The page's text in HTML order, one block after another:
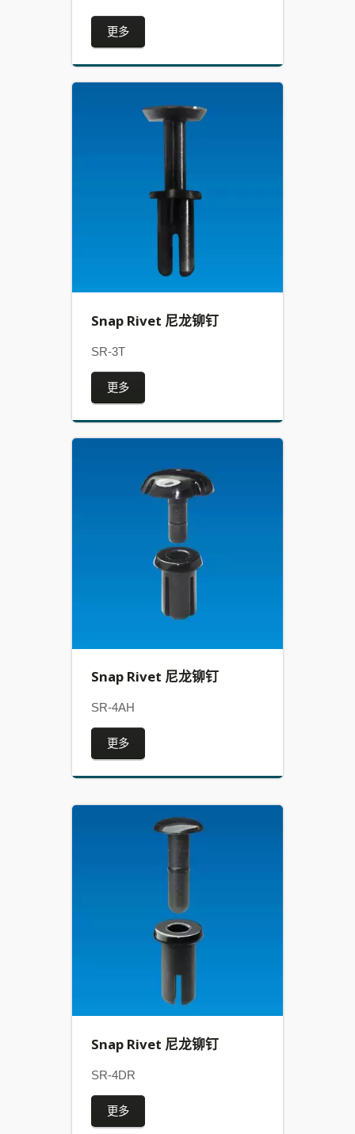
更多
Snap Rivet 尼龙铆钉
SR-3T
更多
Snap Rivet 尼龙铆钉
SR-4AH
更多
Snap Rivet 尼龙铆钉
SR-4DR
更多